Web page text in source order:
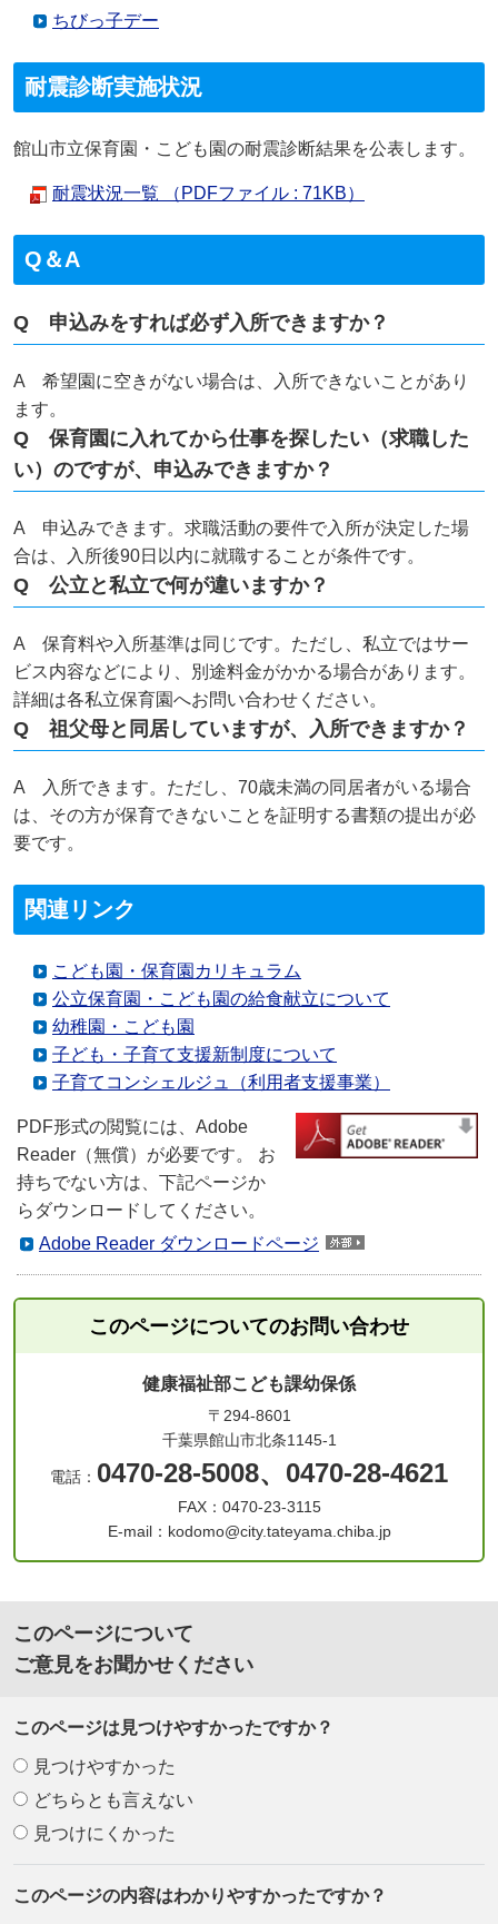
ちびっ子デー
耐震診断実施状況
館山市立保育園・こども園の耐震診断結果を公表します。
耐震状況一覧 （PDFファイル : 71KB）
Q＆A
Q 申込みをすれば必ず入所できますか？
A 希望園に空きがない場合は、入所できないことがあり
ます。
Q 保育園に入れてから仕事を探したい（求職した
い）のですが、申込みできますか？
A 申込みできます。求職活動の要件で入所が決定した場
合は、入所後90日以内に就職することが条件です。
Q 公立と私立で何が違いますか？
A 保育料や入所基準は同じです。ただし、私立ではサー
ビス内容などにより、別途料金がかかる場合があります。
詳細は各私立保育園へお問い合わせください。
Q 祖父母と同居していますが、入所できますか？
A 入所できます。ただし、70歳未満の同居者がいる場合
は、その方が保育できないことを証明する書類の提出が必
要です。
関連リンク
こども園・保育園カリキュラム
公立保育園・こども園の給食献立について
幼稚園・こども園
子ども・子育て支援新制度について
子育てコンシェルジュ（利用者支援事業）
PDF形式の閲覧には、Adobe
Reader（無償）が必要です。 お
持ちでない方は、下記ページか
らダウンロードしてください。
Adobe Reader ダウンロードページ
このページについてのお問い合わせ
健康福祉部こども課幼保係
〒294-8601
千葉県館山市北条1145-1
電話： 0470-28-5008、0470-28-4621
FAX：0470-23-3115
E-mail：kodomo@city.tateyama.chiba.jp
このページについて
ご意見をお聞かせください
このページは見つけやすかったですか？
見つけやすかった
どちらとも言えない
見つけにくかった
このページの内容はわかりやすかったですか？